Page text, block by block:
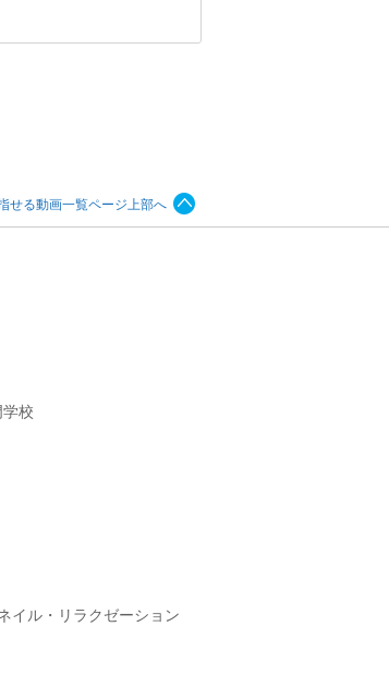
せる動画一覧ページ上部へ
校
イル・リラクゼーション